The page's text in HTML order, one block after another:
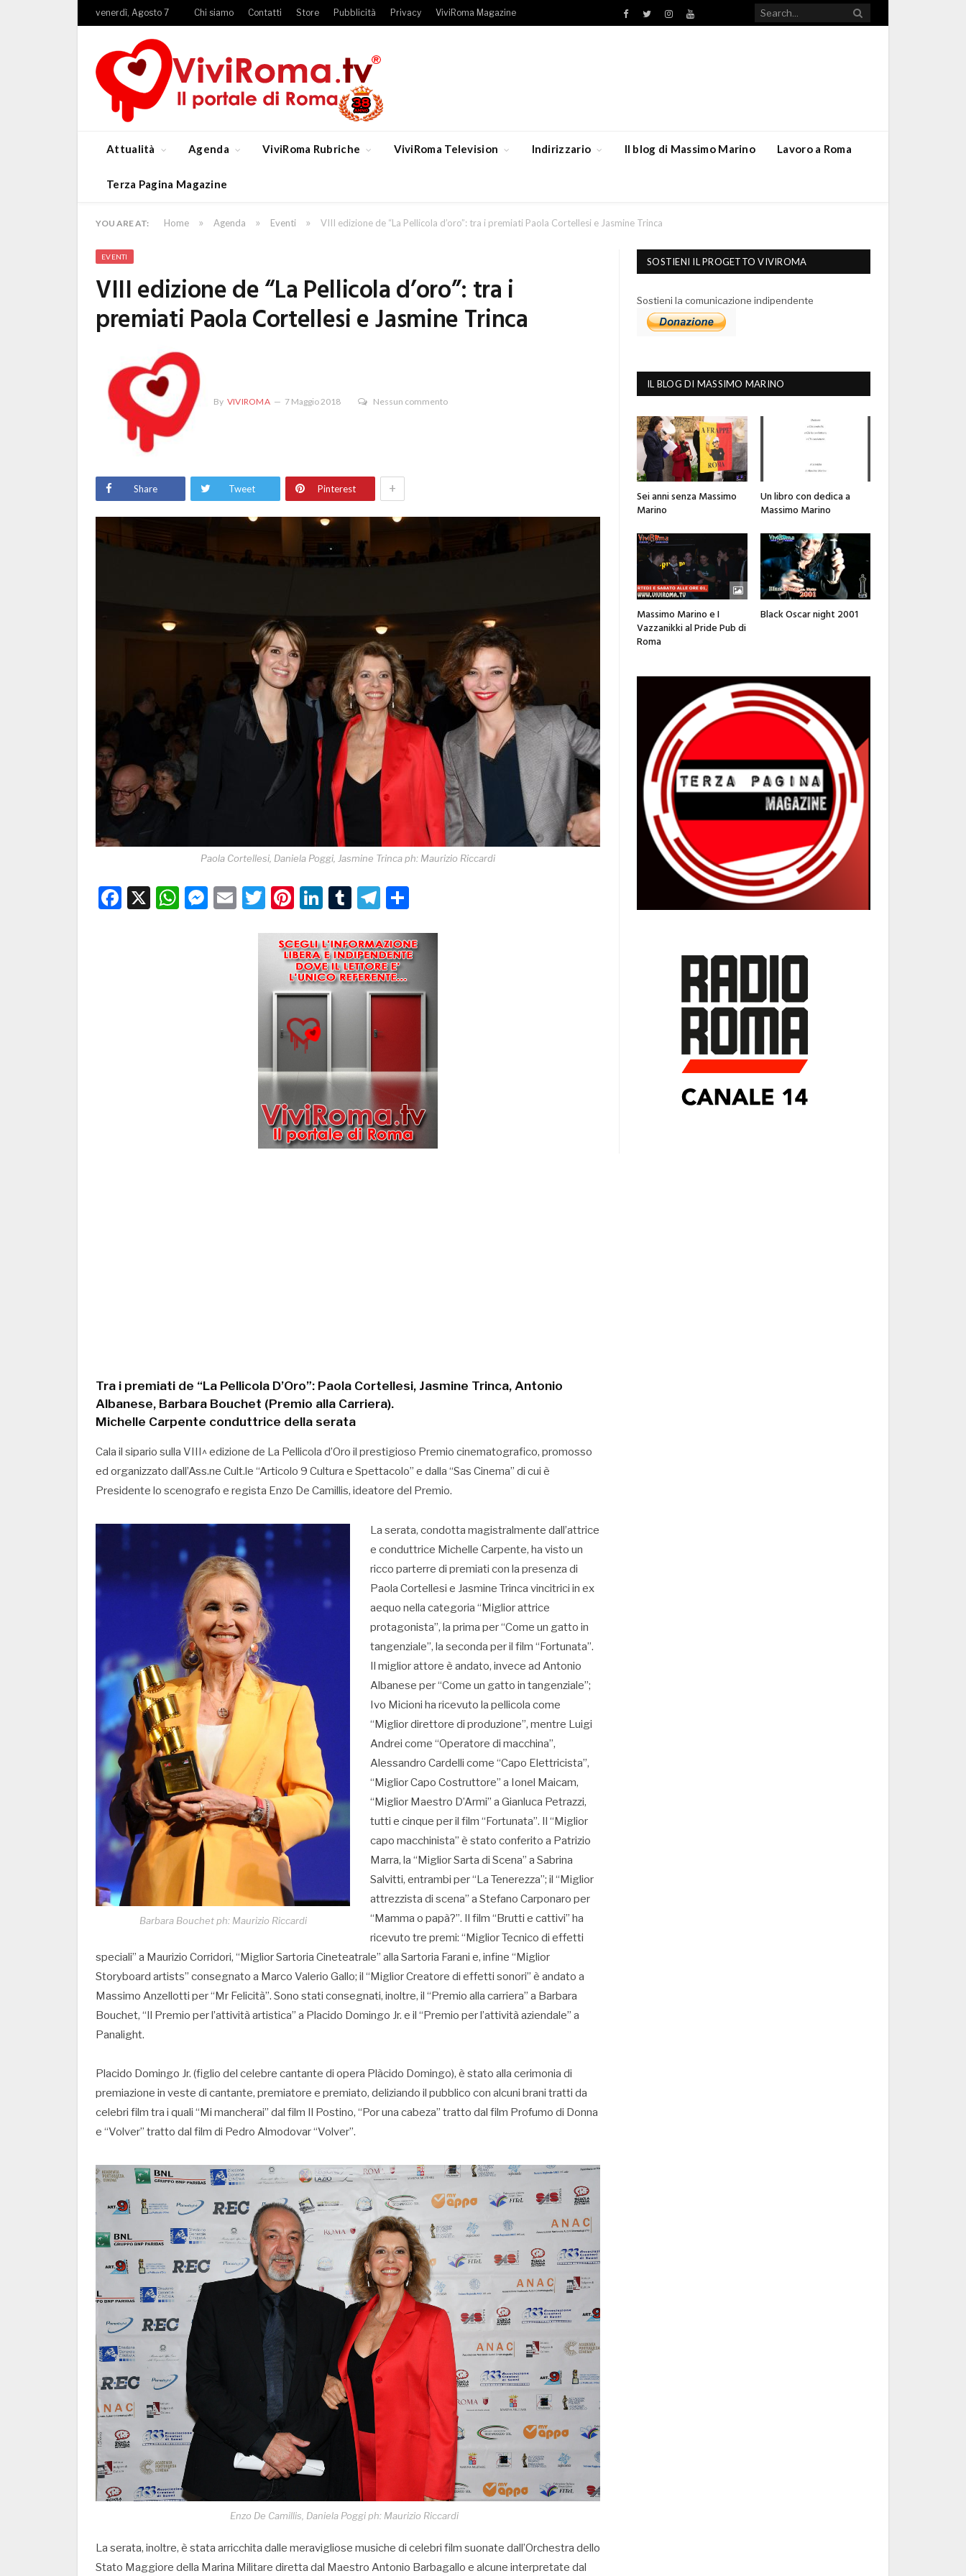
venerdì, Agosto 7 Chi siamo Contatti Store Pubblicità Privacy ViviRoma Magazine Facebook
TwitterInstagramYouTube
Attualità Agenda ViviRoma Rubriche ViviRoma Television Indirizzario Il blog di Massimo Marino Lavoro a Roma
Terza Pagina Magazine
YOU ARE AT: Home » Agenda » Eventi » VIII edizione de “La Pellicola d’oro”: tra i premiati Paola Cortellesi e Jasmine Trinca
EVENTI
VIII edizione de “La Pellicola d’oro”: tra i
premiati Paola Cortellesi e Jasmine Trinca
By VIVIROMA 7 Maggio 2018 Nessun commento
Share Tweet Pinterest +
Paola Cortellesi, Daniela Poggi, Jasmine Trinca ph: Maurizio Riccardi
Facebook
X WhatsApp
Messenger
EmailTwitter
Pinterest
LinkedIn
TumblrTelegram
Tra i premiati de “La Pellicola D’Oro”: Paola Cortellesi, Jasmine Trinca, Antonio
Albanese, Barbara Bouchet (Premio alla Carriera).
Michelle Carpente conduttrice della serata
Cala il sipario sulla VIII^ edizione de La Pellicola d’Oro il prestigioso Premio cinematografico, promosso
ed organizzato dall’Ass.ne Cult.le “Articolo 9 Cultura e Spettacolo” e dalla “Sas Cinema” di cui è
Presidente lo scenografo e regista Enzo De Camillis, ideatore del Premio.
Barbara Bouchet ph: Maurizio Riccardi
La serata, condotta magistralmente dall’attrice
e conduttrice Michelle Carpente, ha visto un
ricco parterre di premiati con la presenza di
Paola Cortellesi e Jasmine Trinca vincitrici in ex
aequo nella categoria “Miglior attrice
protagonista”, la prima per “Come un gatto in
tangenziale”, la seconda per il film “Fortunata”.
Il miglior attore è andato, invece ad Antonio
Albanese per “Come un gatto in tangenziale”;
Ivo Micioni ha ricevuto la pellicola come
“Miglior direttore di produzione”, mentre Luigi
Andrei come “Operatore di macchina”,
Alessandro Cardelli come “Capo Elettricista”,
“Miglior Capo Costruttore” a Ionel Maicam,
“Miglior Maestro D’Armi” a Gianluca Petrazzi,
tutti e cinque per il film “Fortunata”. Il “Miglior
capo macchinista” è stato conferito a Patrizio
Marra, la “Miglior Sarta di Scena” a Sabrina
Salvitti, entrambi per “La Tenerezza”; il “Miglior
attrezzista di scena” a Stefano Carponaro per
“Mamma o papà?”. Il film “Brutti e cattivi” ha
ricevuto tre premi: “Miglior Tecnico di effetti
speciali” a Maurizio Corridori, “Miglior Sartoria Cineteatrale” alla Sartoria Farani e, infine “Miglior
Storyboard artists” consegnato a Marco Valerio Gallo; il “Miglior Creatore di effetti sonori” è andato a
Massimo Anzellotti per “Mr Felicità”. Sono stati consegnati, inoltre, il “Premio alla carriera” a Barbara
Bouchet, “Il Premio per l’attività artistica” a Placido Domingo Jr. e il “Premio per l’attività aziendale” a
Panalight.
Placido Domingo Jr. (figlio del celebre cantante di opera Plàcido Domingo), è stato alla cerimonia di
premiazione in veste di cantante, premiatore e premiato, deliziando il pubblico con alcuni brani tratti da
celebri film tra i quali “Mi mancherai” dal film Il Postino, “Por una cabeza” tratto dal film Profumo di Donna
e “Volver” tratto dal film di Pedro Almodovar “Volver”.
Enzo De Camillis, Daniela Poggi ph: Maurizio Riccardi
La serata, inoltre, è stata arricchita dalle meravigliose musiche di celebri film suonate dall’Orchestra dello
Stato Maggiore della Marina Militare diretta dal Maestro Antonio Barbagallo e alcune interpretate dal
SOSTIENI IL PROGETTO VIVIROMA
Sostieni la comunicazione indipendente
IL BLOG DI MASSIMO MARINO
Sei anni senza Massimo
Marino
Un libro con dedica a
Massimo Marino
Massimo Marino e I
Vazzanikki al Pride Pub di
Roma
Black Oscar night 2001